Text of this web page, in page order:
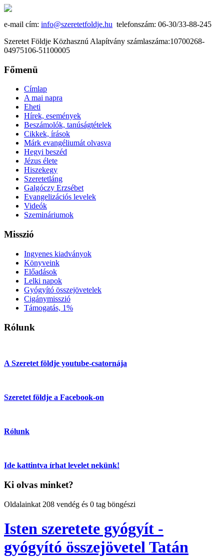
e-mail cím: info@szeretetfoldje.hu telefonszám: 06-30/33-88-245
Szeretet Földje Közhasznú Alapítvány számlaszáma:10700268-
04975106-51100005
Főmenü
Címlap
A mai napra
Eheti
Hírek, események
Beszámolók, tanúságtételek
Cikkek, írások
Márk evangéliumát olvasva
Hegyi beszéd
Jézus élete
Hiszekegy
Szeretetláng
Galgóczy Erzsébet
Evangelizációs levelek
Videók
Szemináriumok
Misszió
Ingyenes kiadványok
Könyveink
Előadások
Lelki napok
Gyógyító összejövetelek
Cigánymisszió
Támogatás, 1%
Rólunk
A Szeretet földje youtube-csatornája
Szeretet földje a Facebook-on
Rólunk
Ide kattintva írhat levelet nekünk!
Ki olvas minket?
Oldalainkat 208 vendég és 0 tag böngészi
Isten szeretete gyógyít -
gyógyító összejövetel Tatán